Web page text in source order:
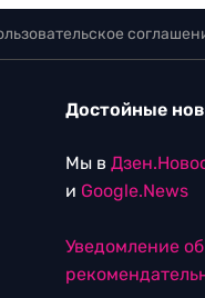
Достойные
Мы в
и Google.News
Уведомление